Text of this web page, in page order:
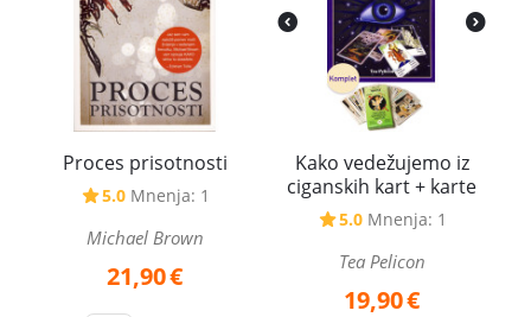
Proces prisotnosti
5.0 Mnenja: 1
Michael Brown
21,90€
Kako vedežujemo iz
ciganskih kart + karte
5.0 Mnenja: 1
Tea Pelicon
19,90€